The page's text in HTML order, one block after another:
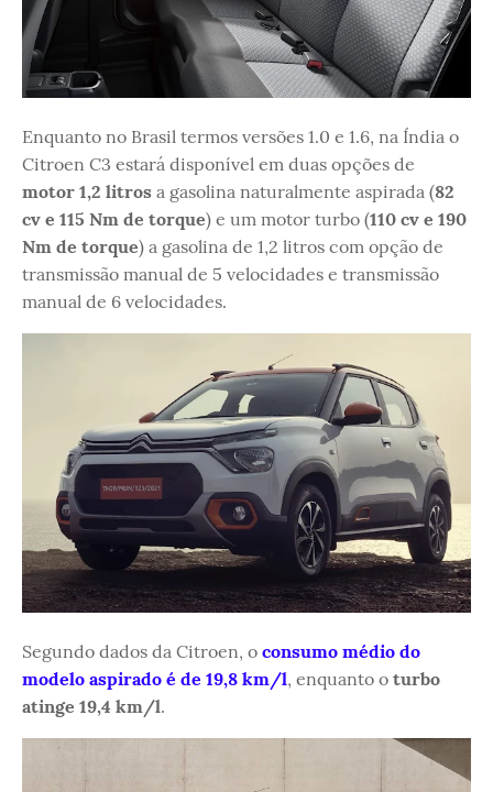
Enquanto no Brasil termos versões 1.0 e 1.6, na Índia o
Citroen C3 estará disponível em duas opções de
motor 1,2 litros a gasolina naturalmente aspirada (82
cv e 115 Nm de torque) e um motor turbo (110 cv e 190
Nm de torque) a gasolina de 1,2 litros com opção de
transmissão manual de 5 velocidades e transmissão
manual de 6 velocidades.
Segundo dados da Citroen, o consumo médio do
modelo aspirado é de 19,8 km/l, enquanto o turbo
atinge 19,4 km/l.